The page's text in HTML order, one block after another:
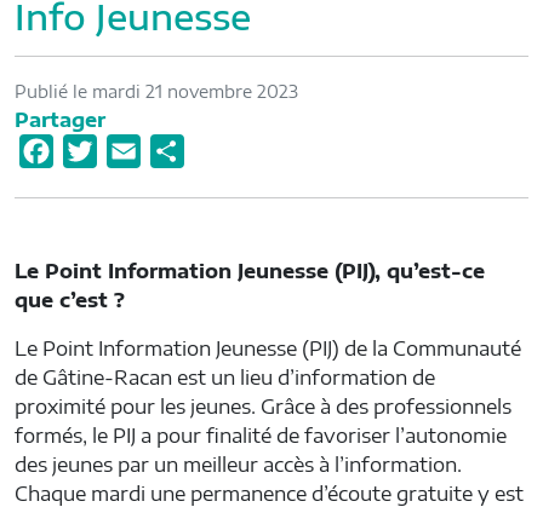
Info Jeunesse
Publié le mardi 21 novembre 2023
Partager
b
o
k
t
r
l
a
e
r
Le Point Information Jeunesse (PIJ), qu’est-ce
que c’est ?
Le Point Information Jeunesse (PIJ) de la Communauté
de Gâtine-Racan est un lieu d’information de
proximité pour les jeunes. Grâce à des professionnels
formés, le PIJ a pour finalité de favoriser l’autonomie
des jeunes par un meilleur accès à l’information.
Chaque mardi une permanence d’écoute gratuite y est